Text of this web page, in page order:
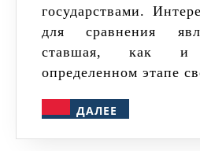
государствами.
для сравнения
ставшая, как и
определенном этапе
ДАЛЕЕ